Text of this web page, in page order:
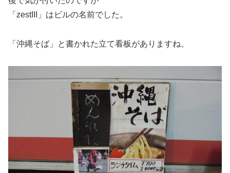
「zestIII」はビルの名前でした。
「沖縄そば」と書かれた立て看板がありますね。